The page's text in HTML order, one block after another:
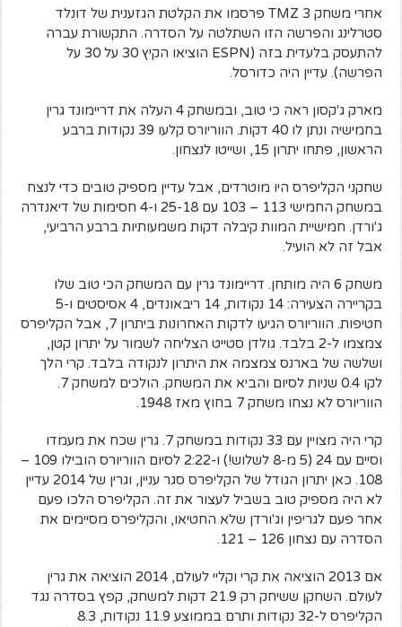
אחרי משחק 3 TMZ פרסמו את הקלטת הגזענית של דונלד
סטרלינג והפרשה הזו השתלטה על הסדרה. התקשורת עברה
להתעסק בלעדית בזה (ESPN הוציאו הקיץ 30 על 30 על
הפרשה). עדיין היה כדורסל.
מארק ג'קסון ראה כי טוב, ובמשחק 4 העלה את דריימונד גרין
בחמישיה ונתן לו 40 דקות. הווריורס קלעו 39 נקודות ברבע
הראשון, פתחו יתרון 15, ושייטו לנצחון.
שחקני הקליפרס היו מוטרדים, אבל עדיין מספיק טובים כדי לנצח
במשחק החמישי 113 – 103 עם 25-18 ו-4 חסימות של דיאנדרה
ג'ורדן. חמישיית המוות קיבלה דקות משמעותיות ברבע הרביעי,
אבל זה לא הועיל.
משחק 6 היה מותחן. דריימונד גרין עם המשחק הכי טוב שלו
בקריירה הצעירה: 14 נקודות, 14 ריבאונדים, 4 אסיסטים ו-5
חטיפות. הווריורס הגיעו לדקות האחרונות ביתרון 7, אבל הקליפרס
צמצמו ל-2 בלבד. גולדן סטייט הצליחה לשמור על יתרון קטן,
ושלשה של בארנס צמצמה את היתרון לנקודה בלבד. קרי הלך
לקו 0.4 שניות לסיום והביא את המשחק. הולכים למשחק 7.
הווריורס לא נצחו משחק 7 בחוץ מאז 1948.
קרי היה מצויין עם 33 נקודות במשחק 7. גרין שכח את מעמדו
וסיים עם 24 (5 מ-8 לשלוש!) ו-2:22 לסיום הווריורס הובילו 109 –
108. כאן יתרון הגודל של הקליפרס סגר עניין, וגרין של 2014 עדיין
לא היה מספיק טוב בשביל לעצור את זה. הקליפרס הלכו פעם
אחר פעם לגריפין וג'ורדן שלא החטיאו, והקליפרס מסיימים את
הסדרה עם נצחון 126 – 121.
אם 2013 הוציאה את קרי וקליי לעולם, 2014 הוציאה את גרין
לעולם. השחקן ששיחק רק 21.9 דקות למשחק, קפץ בסדרה נגד
הקליפרס ל-32 נקודות ותרם בממוצע 11.9 נקודות, 8.3